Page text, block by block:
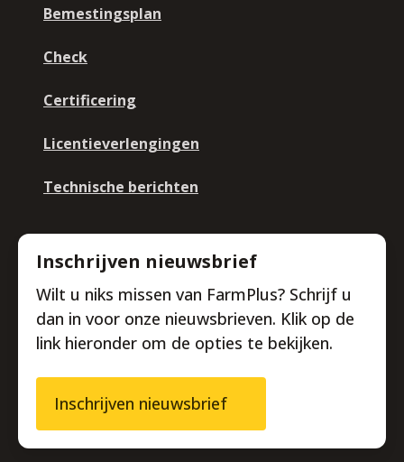
Bemestingsplan
Check
Certificering
Licentieverlengingen
Technische berichten
Inschrijven nieuwsbrief
Wilt u niks missen van FarmPlus? Schrijf u
dan in voor onze nieuwsbrieven. Klik op de
link hieronder om de opties te bekijken.
Inschrijven nieuwsbrief